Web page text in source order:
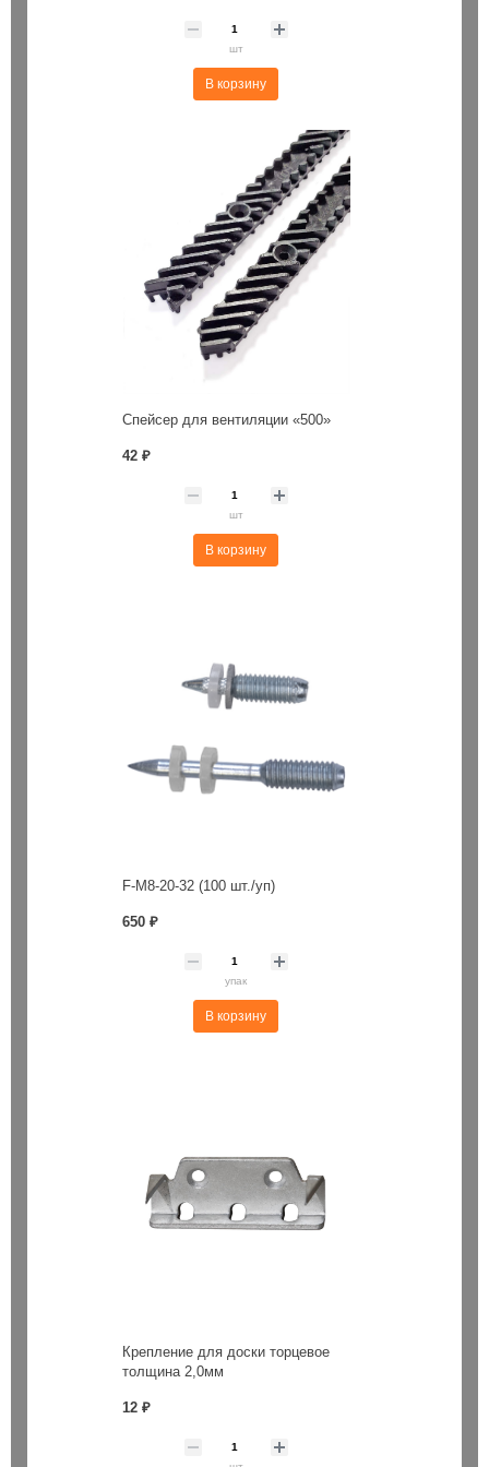
шт
В корзину
Спейсер для вентиляции «500»
42 ₽
шт
В корзину
F-M8-20-32 (100 шт./уп)
650 ₽
упак
В корзину
Крепление для доски торцевое
толщина 2,0мм
12 ₽